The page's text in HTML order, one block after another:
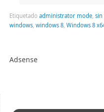
Etiquetado administrator mode, sin
windows, windows 8, Windows 8
Adsense